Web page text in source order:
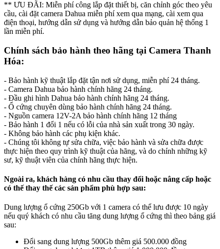
** ƯU ĐÃI: Miễn phí công lắp đặt thiết bị, căn chỉnh góc theo yêu
cầu, cài đặt camera Dahua miễn phí xem qua mạng, cài xem qua
điện thoại, hướng dẫn sử dụng và hướng dẫn bảo quản hệ thống 1
lần miễn phí.
Chính sách bảo hành theo hãng tại Camera Thanh
Hóa:
- Bảo hành kỹ thuật lắp đặt tận nơi sử dụng, miễn phí 24 tháng.
- Camera Dahua bảo hành chính hãng 24 tháng.
- Đầu ghi hình Dahua bảo hành chính hãng 24 tháng.
- Ổ cứng chuyên dùng bảo hành chính hãng 24 tháng.
- Nguồn camera 12V-2A bảo hành chính hãng 12 tháng
- Bảo hành 1 đổi 1 nếu có lỗi của nhà sản xuất trong 30 ngày.
- Không bảo hành các phụ kiện khác.
- Chúng tôi không tự sửa chữa, việc bảo hành và sửa chữa được
thực hiện theo quy trình kỹ thuật của hãng, và do chính những kỹ
sư, kỹ thuật viên của chính hãng thực hiện.
Ngoài ra, khách hàng có nhu cầu thay đổi hoặc nâng cấp hoặc
có thế thay thế các sản phẩm phù hợp sau:
Dung lượng ổ cứng 250Gb với 1 camera có thể lưu được 10 ngày
nếu quý khách có nhu cầu tăng dung lượng ổ cứng thì theo bảng giá
sau:
Đổi sang dung lượng 500Gb thêm giá 500.000 đồng